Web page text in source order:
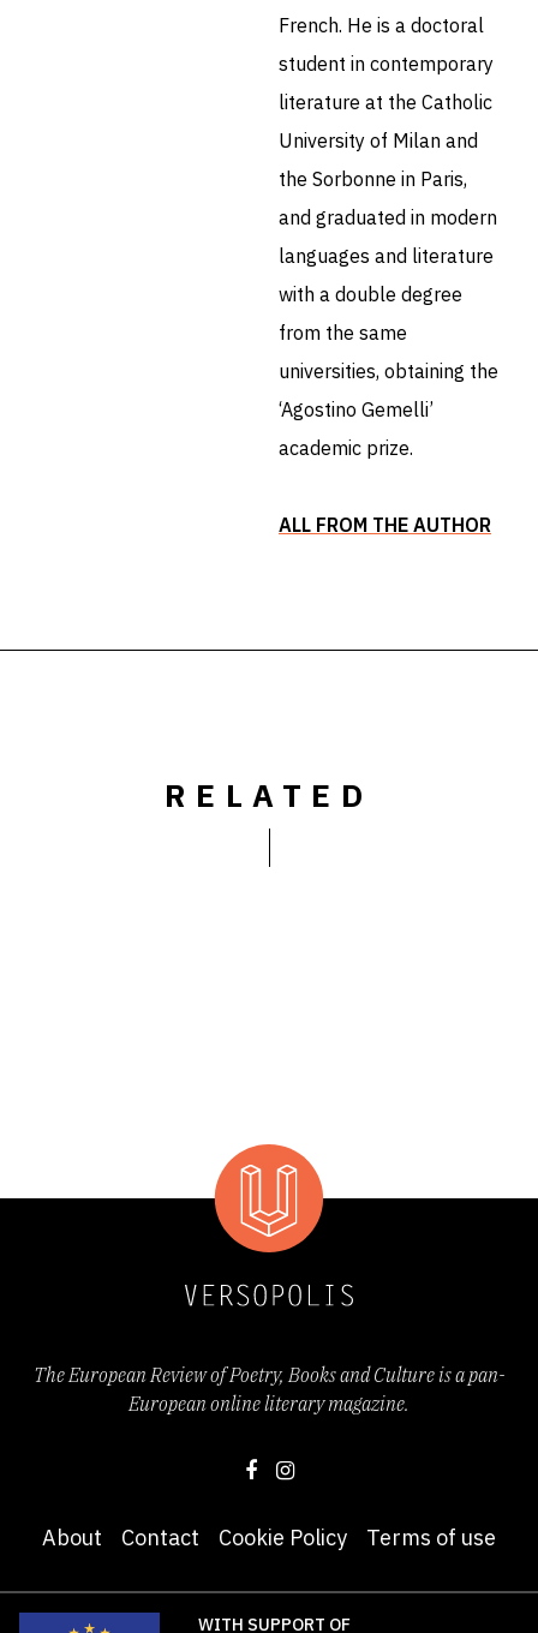
French. He is a doctoral
student in contemporary
literature at the Catholic
University of Milan and
the Sorbonne in Paris,
and graduated in modern
languages ​​and literature
with a double degree
from the same
universities, obtaining the
‘Agostino Gemelli’
academic prize.
ALL FROM THE AUTHOR
RELATED
The European Review of Poetry, Books and Culture is a pan-
European online literary magazine.
About Contact Cookie Policy Terms of use
WITH SUPPORT OF